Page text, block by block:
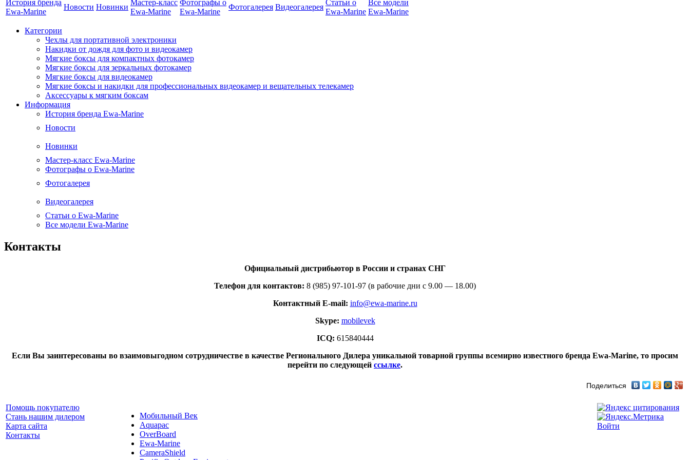
История бренда
Ewa-Marine
Новости Новинки
Мастер-класс
Ewa-Marine
Фотографы о
Ewa-Marine
Фотогалерея Видеогалерея
Статьи о
Ewa-Marine
Все модели
Ewa-Marine
Категории
Чехлы для портативной электроники
Накидки от дождя для фото и видеокамер
Мягкие боксы для компактных фотокамер
Мягкие боксы для зеркальных фотокамер
Мягкие боксы для видеокамер
Мягкие боксы и накидки для профессиональных видеокамер и вещательных телекамер
Аксессуары к мягким боксам
Информация
История бренда Ewa-Marine
Новости
Новинки
Мастер-класс Ewa-Marine
Фотографы о Ewa-Marine
Фотогалерея
Видеогалерея
Статьи о Ewa-Marine
Все модели Ewa-Marine
Контакты
Официальный дистрибьютор в России и странах СНГ
Телефон для контактов: 8 (985) 97-101-97 (в рабочие дни с 9.00 — 18.00)
Контактный E-mail: info@ewa-marine.ru
Skype: mobilevek
ICQ: 615840444
Если Вы заинтересованы во взаимовыгодном сотрудничестве в качестве Регионального Дилера уникальной товарной группы всемирно известного бренда Ewa-Marine, то просим
перейти по следующей ссылке.
Поделиться
Помощь покупателю
Стань нашим дилером
Карта сайта
Контакты
Мобильный Век
Aquapac
OverBoard
Ewa-Marine
CameraShield
Войти